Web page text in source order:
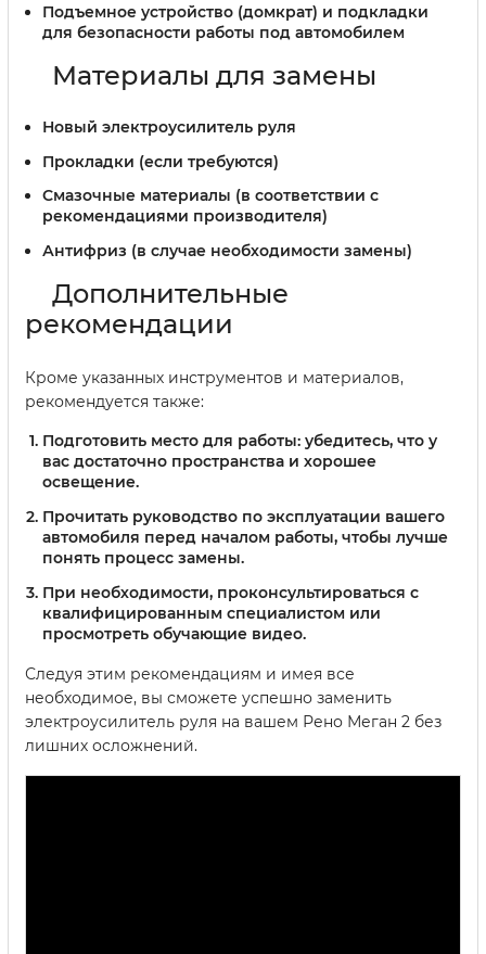
Подъемное устройство (домкрат) и подкладки
для безопасности работы под автомобилем
Материалы для замены
Новый электроусилитель руля
Прокладки (если требуются)
Смазочные материалы (в соответствии с
рекомендациями производителя)
Антифриз (в случае необходимости замены)
Дополнительные
рекомендации
Кроме указанных инструментов и материалов,
рекомендуется также:
Подготовить место для работы: убедитесь, что у
вас достаточно пространства и хорошее
освещение.
Прочитать руководство по эксплуатации вашего
автомобиля перед началом работы, чтобы лучше
понять процесс замены.
При необходимости, проконсультироваться с
квалифицированным специалистом или
просмотреть обучающие видео.
Следуя этим рекомендациям и имея все
необходимое, вы сможете успешно заменить
электроусилитель руля на вашем Рено Меган 2 без
лишних осложнений.